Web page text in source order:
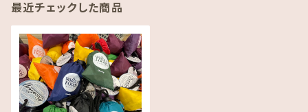
最近チェックした商品